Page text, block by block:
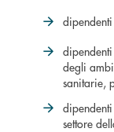
degli
sanitarie,
settore